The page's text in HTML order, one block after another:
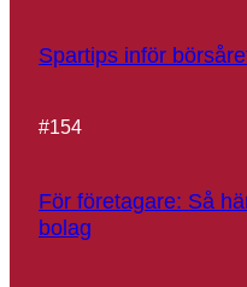
Spartips inför
#154
För företagare: Så
bolag